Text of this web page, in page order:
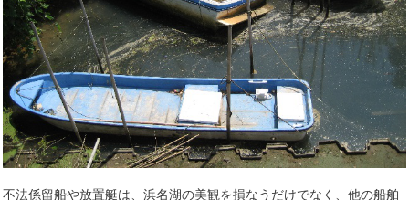
不法係留船や放置艇は、浜名湖の美観を損なうだけでなく、他の船舶